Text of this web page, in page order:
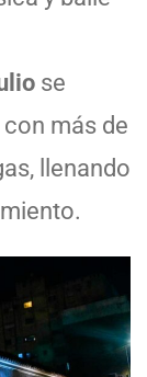
se
más de
llenando